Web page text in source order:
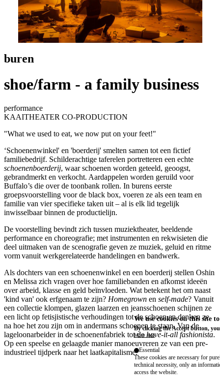
1/5
buren
shoe/farm - a family business
performance
KAAITHEATER CO-PRODUCTION
"What we used to eat, we now put on your feet!"
‘Schoenenwinkel' en 'boerderij' smelten samen tot een fictief
familiebedrijf. Schilderachtige taferelen portretteren een echte
schoenenboerderij, waar schoenen worden geteeld, geoogst,
gebrandmerkt en verkocht. Aardappelen worden geruild voor
Buffalo’s die over de toonbank rollen. In burens eerste
groepsvoorstelling voor de black box, voeren ze als een team en
familie van vier specifieke taken uit – al is elk lid tegelijk
inwisselbaar binnen de productielijn.
De voorstelling bevindt zich tussen muziektheater, beeldende
performance en choreografie; met instrumenten en rekwisieten die
deel uitmaken van de scenografie geven ze muziek, geluid en ritme
vorm vanuit werkgerelateerde handelingen en bandwerk.
Als dochters van een schoenenwinkel en een boerderij stellen Oshin
en Melissa zich vragen over hoe familiebanden en afkomst ideeën
over arbeid, klasse en geld beïnvloeden. Wat betekent het om naast
'kind van' ook erfgenaam te zijn? Homegrown en self-made? Vanuit
een collectie klompen, glazen laarzen en jeansschoenen schijnen ze
een licht op fetisjistische verhoudingen tot de schoen en denken ze
na hoe het zou zijn om in andermans schoenen te staan. Van de
lageloonarbeider in de schoenenfabriek tot dehave-it-all fashionista.
Op een speelse en gelaagde manier manoeuvreren ze van een pre-
industrieel tijdperk naar het laatkapitalisme.
We use cookies on this site
By clicking the Accept button,
More info
Essential
These cookies are necessary for
technical necessity, only an
access the website.